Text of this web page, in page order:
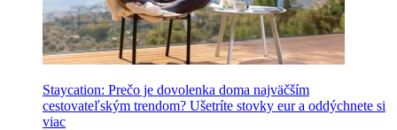
Staycation: Prečo je dovolenka doma najväčším
cestovateľským trendom? Ušetríte stovky eur a oddýchnete si
viac